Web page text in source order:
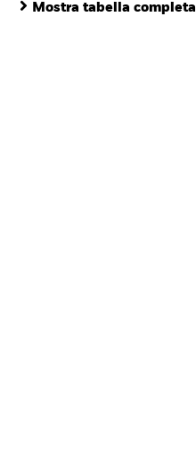
Mostra tabella completa